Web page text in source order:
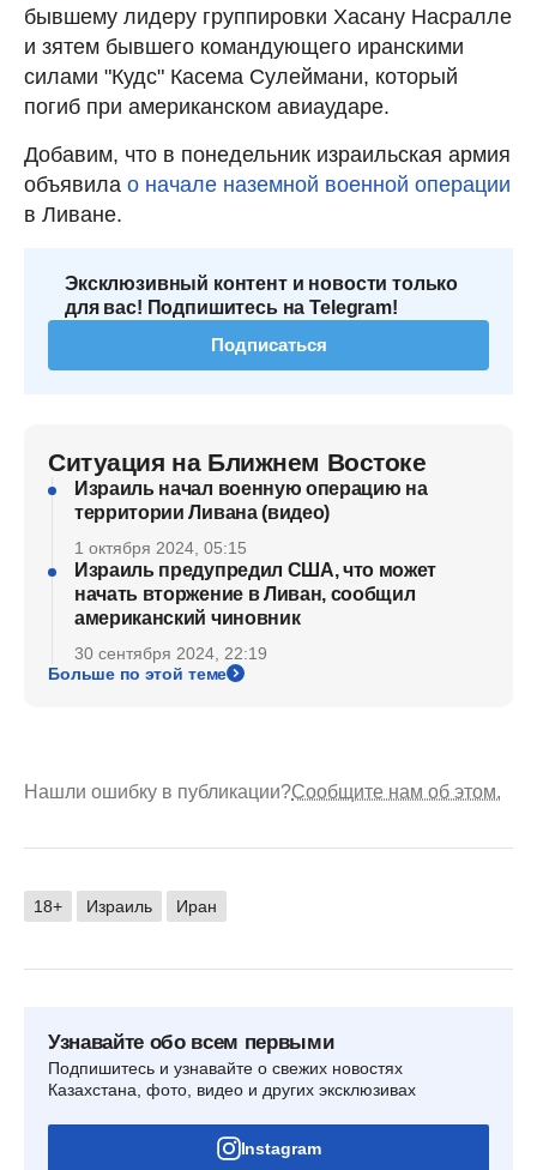
бывшему лидеру группировки Хасану Насралле
и зятем бывшего командующего иранскими
силами "Кудс" Касема Сулеймани, который
погиб при американском авиаударе.
Добавим, что в понедельник израильская армия
объявила о начале наземной военной операции
в Ливане.
Эксклюзивный контент и новости только
для вас! Подпишитесь на Telegram!
Подписаться
Ситуация на Ближнем Востоке
Израиль начал военную операцию на
территории Ливана (видео)
1 октября 2024, 05:15
Израиль предупредил США, что может
начать вторжение в Ливан, сообщил
американский чиновник
30 сентября 2024, 22:19
Больше по этой теме
Нашли ошибку в публикации?Сообщите нам об этом.
18+ Израиль Иран
Узнавайте обо всем первыми
Подпишитесь и узнавайте о свежих новостях
Казахстана, фото, видео и других эксклюзивах
Instagram